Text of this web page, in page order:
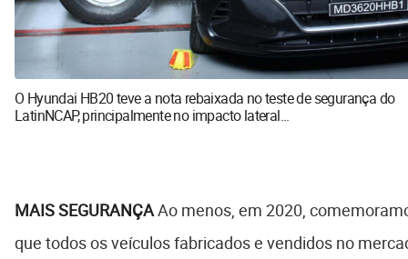
O Hyundai HB20 teve a nota rebaixada no teste de segurança do
LatinNCAP, principalmente no impacto lateral...
MAIS SEGURANÇAAo menos, em 2020,
que todos os veículos fabricados e vendidos no